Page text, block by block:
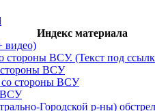
Индекс материала
видео)
стороны ВСУ. (Текст под
стороны ВСУ
со стороны ВСУ
ВСУ
Городской р-ны)